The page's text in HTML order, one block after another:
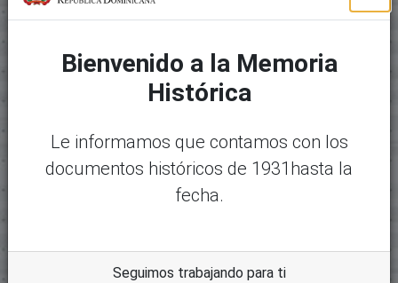
Bienvenido a la Memoria
Histórica
Le informamos que contamos con los
documentos históricos de 1931hasta la
fecha.
Seguimos trabajando para ti